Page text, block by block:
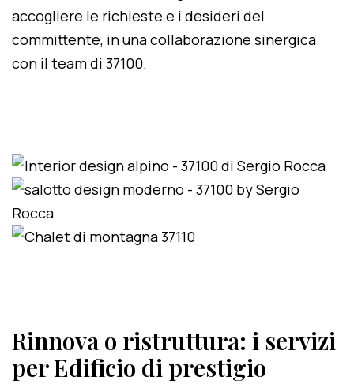
accogliere le richieste e i desideri del
committente, in una collaborazione sinergica
con il team di 37100.
Rinnova o ristruttura: i servizi
per Edificio di prestigio